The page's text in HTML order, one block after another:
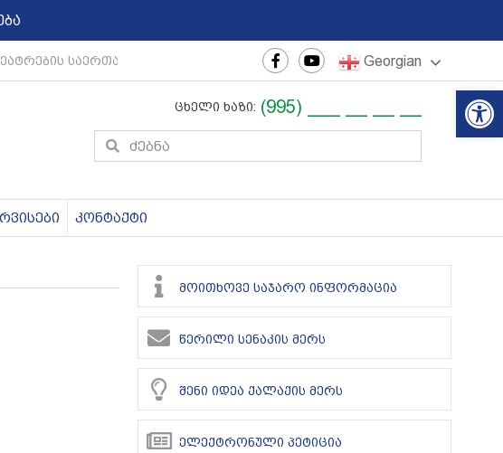
საერთაშორისო ახალგაზრდული ფესტივალი | რეგიონული
Georgian
ცხელი ხაზი: (995) ___ __ __ __
კონტაქტი
მოითხოვე საჯარო ინფორმაცია
წერილი სენაკის მერს
შენი იდეა ქალაქის მერს
ელექტრონული პეტიცია